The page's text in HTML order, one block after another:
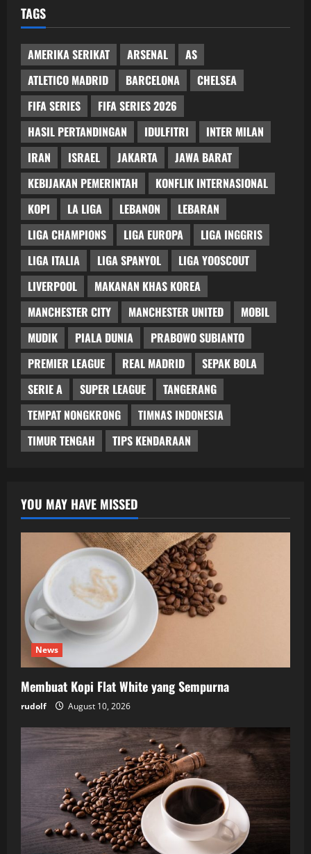
TAGS
AMERIKA SERIKAT ARSENAL
AS
ATLETICO MADRID
BARCELONA
CHELSEA
FIFA SERIES
FIFA SERIES 2026
HASIL PERTANDINGAN
IDULFITRI
INTER MILAN
IRAN
ISRAEL JAKARTA
JAWA BARAT
KEBIJAKAN PEMERINTAH
KONFLIK INTERNASIONAL
KOPI
LA LIGA LEBANON
LEBARAN
LIGA CHAMPIONS
LIGA EUROPA
LIGA INGGRIS
LIGA ITALIA
LIGA SPANYOL
LIGA YOOSCOUT
LIVERPOOL
MAKANAN KHAS KOREA
MANCHESTER CITY
MANCHESTER UNITED
MOBIL
MUDIK
PIALA DUNIA
PRABOWO SUBIANTO
PREMIER LEAGUE
REAL MADRID
SEPAK BOLA
SERIE A
SUPER LEAGUE
TANGERANG
TEMPAT NONGKRONG
TIMNAS INDONESIA
TIMUR TENGAH
TIPS KENDARAAN
YOU MAY HAVE MISSED
News
Membuat Kopi Flat White yang Sempurna
rudolf August 10, 2026